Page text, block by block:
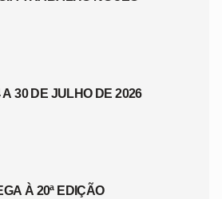
30 DE JULHO DE 2026
À 20ª EDIÇÃO